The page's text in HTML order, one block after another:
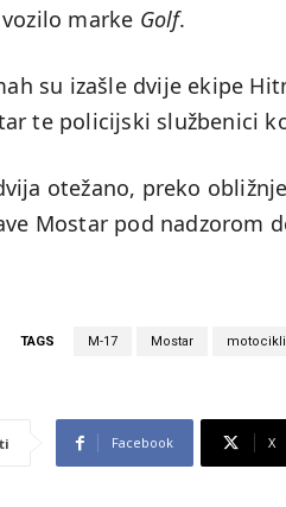
marke Golf.
su izašle dvije ekipe
te policijski službenici
otežano, preko
Mostar pod nadzorom
TAGS M-17 Mostar
Facebook X